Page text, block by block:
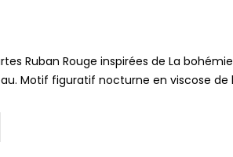
Ruban Rouge inspirées de La
Motif figuratif nocturne en viscose de